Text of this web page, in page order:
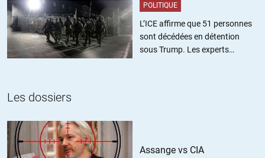
POLITIQUE
L’ICE affirme que 51 personnes
sont décédées en détention
sous Trump. Les experts
Les dossiers
Assange vs CIA